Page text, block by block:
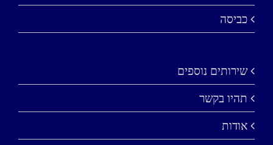
כביסה
שירותים נוספים
תהיו בקשר
אודות